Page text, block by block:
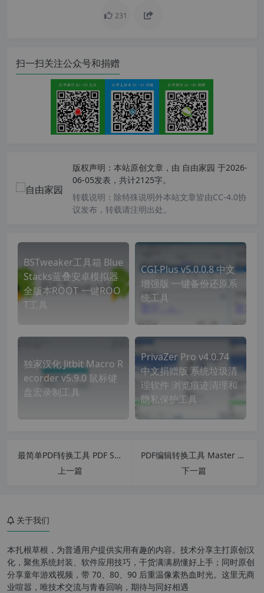
231
扫一扫关注公众号和捐赠
版权声明： 本站原创文章，由 自由家园 于2026-
06-05发表，共计2125字。
转载说明： 除特殊说明外本站文章皆由CC-4.0协
议发布，转载请注明出处。
BSTweaker工具箱 Blue
Stacks蓝叠安卓模拟器
全版本ROOT 一键ROO
T工具
CGI-Plus v5.0.0.8 中文
增强版 一键备份还原系
统工具
独家汉化 Jitbit Macro R
ecorder v5.9.0 鼠标键
盘宏录制工具
PrivaZer Pro v4.0.74
中文捐赠版 系统垃圾清
理软件 浏览痕迹清理和
隐私保护工具
最简单PDF转换工具 PDF Shaper Professional v13.8 x86/x64中文破解版 PDF阅读器
上一篇
PDF编辑转换工具 Master PDF Editor v5.9.80 中文注册版 PDF编辑器
下一篇
关于我们
本扎根草根，为普通用户提供实用有趣的内容。技术分享主打原创汉
化，聚焦系统封装、软件应用技巧，干货满满易懂好上手；同时原创
分享童年游戏视频，带 70、80、90 后重温像素热血时光。这里无商
业喧嚣，唯技术交流与青春回响，期待与同好相遇